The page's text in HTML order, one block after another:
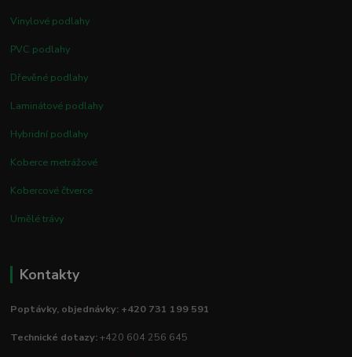
Vinylové podlahy
PVC podlahy
Dřevěné podlahy
Laminátové podlahy
Hybridní podlahy
Koberce metrážové
Kobercové čtverce
Umělé trávy
Kontakty
Poptávky, objednávky: +420 731 199 591
Technické dotazy:+420 604 256 645